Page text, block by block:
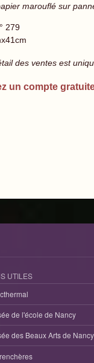
marouflé sur
279
des ventes est
un compte
UTILES
de l'école de Nancy
des Beaux Arts de Nancy